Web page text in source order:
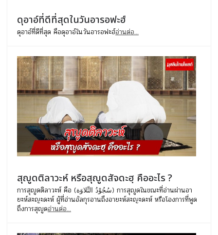
ดุอาอ์ที่ดีที่สุดในวันอารอฟะฮ์
ดุอาอ์ที่ดีที่สุด คือดุอาอ์ในวันอารอฟะฮ์อ่านต่อ...
สุญูดติลาวะห์ หรือสุญูดสัจดะฮฺ คืออะไร ?
การสุญูดติลาวะห์ คือ (سُجُوْدُ التِّلاوَة) การสุญูดในขณะที่อ่านผ่านอา
ยะห์สะญะดะห์ ผู้ที่อ่านอัลกุรอานถึงอายะห์สะญะดะห์ หรือโองการที่พูด
ถึงการสุญูดอ่านต่อ...